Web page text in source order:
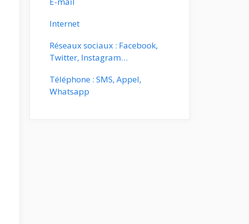
Internet
Réseaux sociaux : Facebook,
Twitter, Instagram…
Téléphone : SMS, Appel,
Whatsapp